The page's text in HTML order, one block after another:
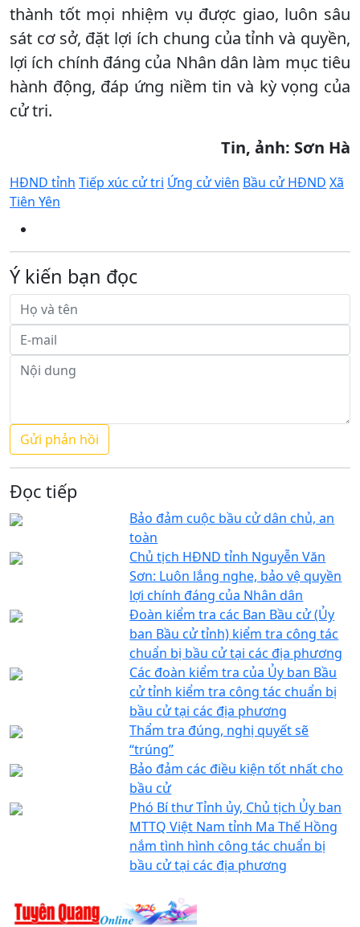
thành tốt mọi nhiệm vụ được giao, luôn sâu
sát cơ sở, đặt lợi ích chung của tỉnh và quyền,
lợi ích chính đáng của Nhân dân làm mục tiêu
hành động, đáp ứng niềm tin và kỳ vọng của
cử tri.
Tin, ảnh: Sơn Hà
HĐND tỉnh Tiếp xúc cử tri Ứng cử viên Bầu cử HĐND Xã
Tiên Yên
Ý kiến bạn đọc
Đọc tiếp
Bảo đảm cuộc bầu cử dân chủ, an
toàn
Chủ tịch HĐND tỉnh Nguyễn Văn
Sơn: Luôn lắng nghe, bảo vệ quyền
lợi chính đáng của Nhân dân
Đoàn kiểm tra các Ban Bầu cử (Ủy
ban Bầu cử tỉnh) kiểm tra công tác
chuẩn bị bầu cử tại các địa phương
Các đoàn kiểm tra của Ủy ban Bầu
cử tỉnh kiểm tra công tác chuẩn bị
bầu cử tại các địa phương
Thẩm tra đúng, nghị quyết sẽ
“trúng”
Bảo đảm các điều kiện tốt nhất cho
bầu cử
Phó Bí thư Tỉnh ủy, Chủ tịch Ủy ban
MTTQ Việt Nam tỉnh Ma Thế Hồng
nắm tình hình công tác chuẩn bị
bầu cử tại các địa phương